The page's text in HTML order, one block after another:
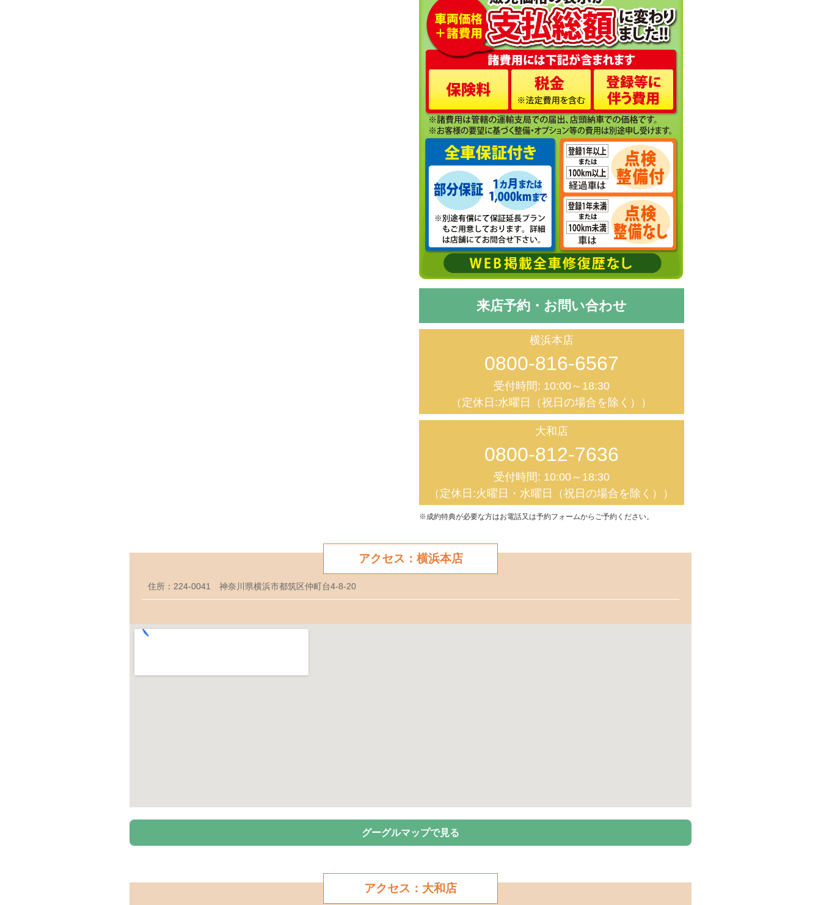
来店予約・お問い合わせ
横浜本店
0800-816-6567
受付時間: 10:00～18:30
（定休日:水曜日（祝日の場合を除く））
大和店
0800-812-7636
受付時間: 10:00～18:30
（定休日:火曜日・水曜日（祝日の場合を除く））
※成約特典が必要な方はお電話又は予約フォームからご予約ください。
アクセス：横浜本店
住所：224-0041 神奈川県横浜市都筑区仲町台4-8-20
グーグルマップで見る
アクセス：大和店